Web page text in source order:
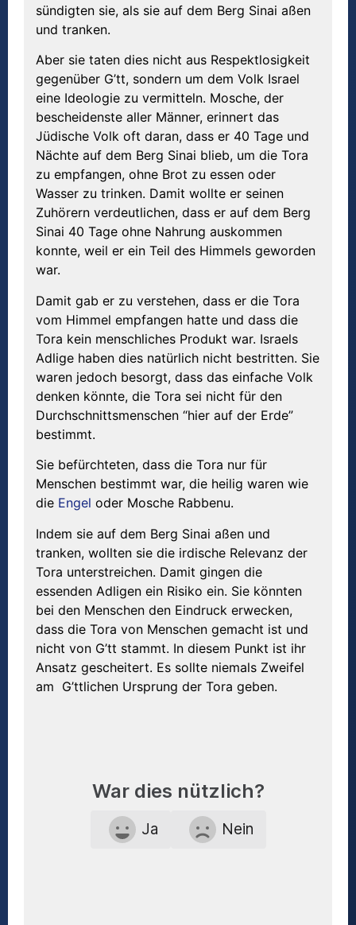
sündigten sie, als sie auf dem Berg Sinai aßen
und tranken.
Aber sie taten dies nicht aus Respektlosigkeit
gegenüber G’tt, sondern um dem Volk Israel
eine Ideologie zu vermitteln. Mosche, der
bescheidenste aller Männer, erinnert das
Jüdische Volk oft daran, dass er 40 Tage und
Nächte auf dem Berg Sinai blieb, um die Tora
zu empfangen, ohne Brot zu essen oder
Wasser zu trinken. Damit wollte er seinen
Zuhörern verdeutlichen, dass er auf dem Berg
Sinai 40 Tage ohne Nahrung auskommen
konnte, weil er ein Teil des Himmels geworden
war.
Damit gab er zu verstehen, dass er die Tora
vom Himmel empfangen hatte und dass die
Tora kein menschliches Produkt war. Israels
Adlige haben dies natürlich nicht bestritten. Sie
waren jedoch besorgt, dass das einfache Volk
denken könnte, die Tora sei nicht für den
Durchschnittsmenschen “hier auf der Erde”
bestimmt.
Sie befürchteten, dass die Tora nur für
Menschen bestimmt war, die heilig waren wie
die Engel oder Mosche Rabbenu.
Indem sie auf dem Berg Sinai aßen und
tranken, wollten sie die irdische Relevanz der
Tora unterstreichen. Damit gingen die
essenden Adligen ein Risiko ein. Sie könnten
bei den Menschen den Eindruck erwecken,
dass die Tora von Menschen gemacht ist und
nicht von G’tt stammt. In diesem Punkt ist ihr
Ansatz gescheitert. Es sollte niemals Zweifel
am G’ttlichen Ursprung der Tora geben.
War dies nützlich?
Ja Nein